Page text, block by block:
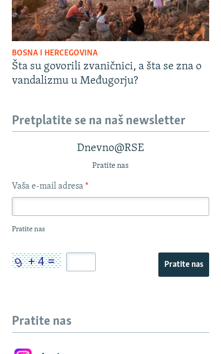
BOSNA I HERCEGOVINA
Šta su govorili zvaničnici, a šta se zna o
vandalizmu u Međugorju?
Pretplatite se na naš newsletter
Dnevno@RSE
Pratite nas
Vaša e-mail adresa *
Pratite nas
Pratite nas
Pratite nas